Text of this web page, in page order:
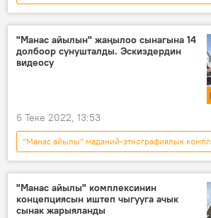
Кыргызстан
эскиз
калыстар
Бишкекбашкыархитектура
Сүрөт
"Манас айылын" жаңылоо сынагына 14
долбоор сунушталды. Эскиздердин
видеосу
6 Теке 2022, 13:53
"Манас айылы" маданий-этнографиялык
Кыргызстан
эскиз
долбоор
конкурс
Видео
"Манас айылы" комплексинин
концепциясын иштеп чыгууга ачык
сынак жарыяланды